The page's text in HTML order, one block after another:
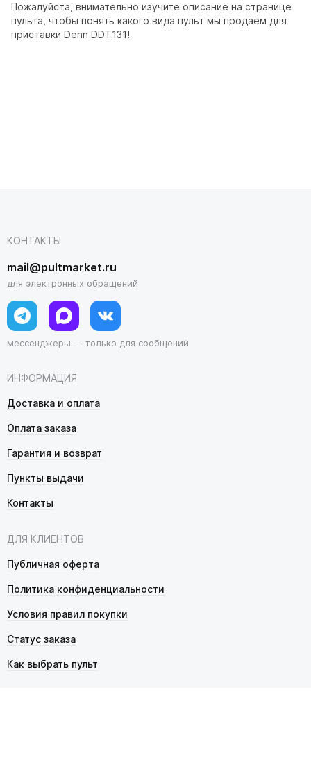
Пожалуйста, внимательно изучите описание на странице
пульта, чтобы понять какого вида пульт мы продаём для
приставки Denn DDT131!
ИНФОРМАЦИЯ
Доставка и оплата
Оплата заказа
Гарантия и возврат
Пункты выдачи
Контакты
ДЛЯ КЛИЕНТОВ
Публичная оферта
Политика конфиденциальности
Условия правил покупки
Статус заказа
Как выбрать пульт
КОНТАКТЫ
mail@pultmarket.ru
для электронных обращений
мессенджеры — только для сообщений